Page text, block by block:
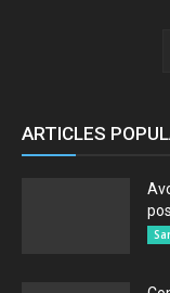
ARTICLES